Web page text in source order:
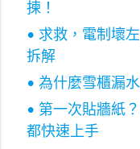
揀！
• 求救，電制壞
拆解
• 為什麼雪櫃漏
• 第一次貼牆紙
都快速上手